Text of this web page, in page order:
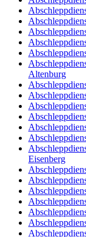
Altenburg
Eisenberg